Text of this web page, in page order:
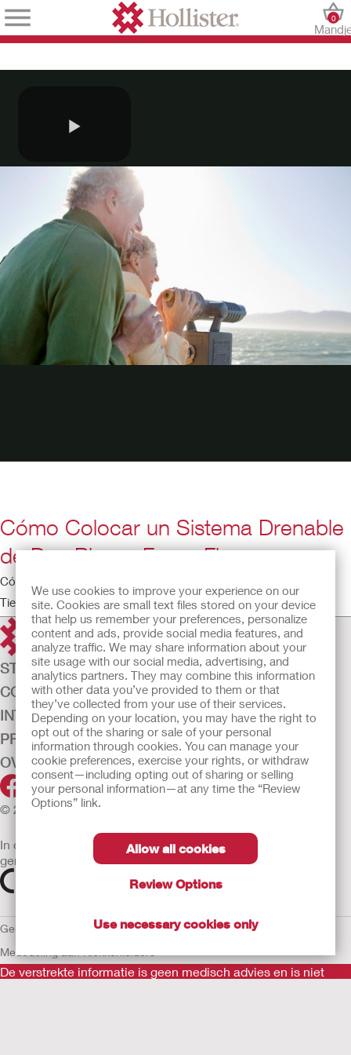
We use cookies to improve your experience on our
site. Cookies are small text files stored on your device
that help us remember your preferences, personalize
content and ads, provide social media features, and
analyze traffic. We may share information about your
site usage with our social media, advertising, and
analytics partners. They may combine this information
with other data you’ve provided to them or that
they’ve collected from your use of their services.
Depending on your location, you may have the right to
opt out of the sharing or sale of your personal
information through cookies. You can manage your
cookie preferences, exercise your rights, or withdraw
consent—including opting out of sharing or selling
your personal information—at any time the “Review
Options” link.
Allow all cookies
Review Options
Use necessary cookies only
0
Cómo Colocar un Sistema Drenable
de Dos Piezas FormaFlex
Cómo Colocar un Sistema Drenable de Dos Piezas FormaFlex
Tiempo de ejecución: 6:09
STOMAZORG
CONTINENTIEZORG
INTENSIEVE ZORG
PRODUCTEN
OVER ONS
© 2026 Hollister Incorporated
In de EU verkochte medische hulpmiddelen dienen
gemarkeerd te zijn met een van de volgende symbolen
GebruiksvoorwaardenPrivacybeleid Gebruik van cookies
Mededeling aan Klokkenluiders
De verstrekte informatie is geen medisch advies en is niet